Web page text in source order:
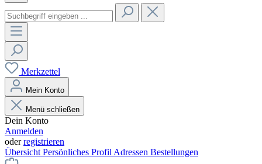
Merkzettel
Mein Konto
Menü schließen
Dein Konto
Anmelden
oderregistrieren
Übersicht Persönliches Profil Adressen Bestellungen